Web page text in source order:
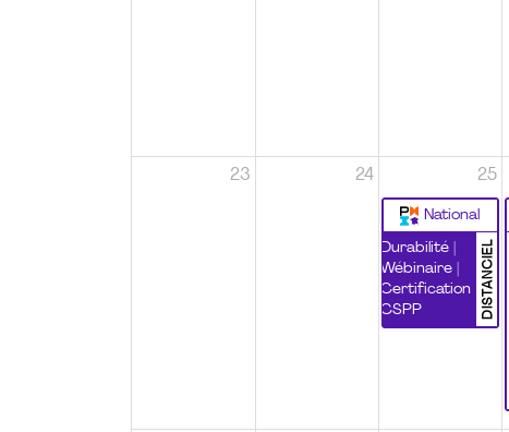
23 24 25
National
DISTANCIEL
Durabilité |
Wébinaire |
Certification
CSPP